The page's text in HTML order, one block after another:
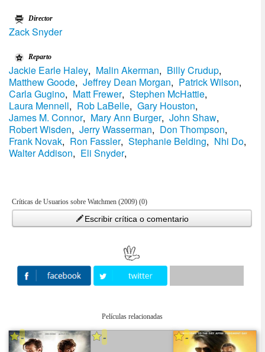
Director
Zack Snyder
Reparto
Jackie Earle Haley, Malin Akerman, Billy Crudup,
Matthew Goode, Jeffrey Dean Morgan, Patrick Wilson,
Carla Gugino, Matt Frewer, Stephen McHattie,
Laura Mennell, Rob LaBelle, Gary Houston,
James M. Connor, Mary Ann Burger, John Shaw,
Robert Wisden, Jerry Wasserman, Don Thompson,
Frank Novak, Ron Fassler, Stephanie Belding, Nhi Do,
Walter Addison, Eli Snyder,
Críticas de Usuarios sobre Watchmen (2009) (0)
Escribir crítica o comentario
Películas relacionadas
- - -